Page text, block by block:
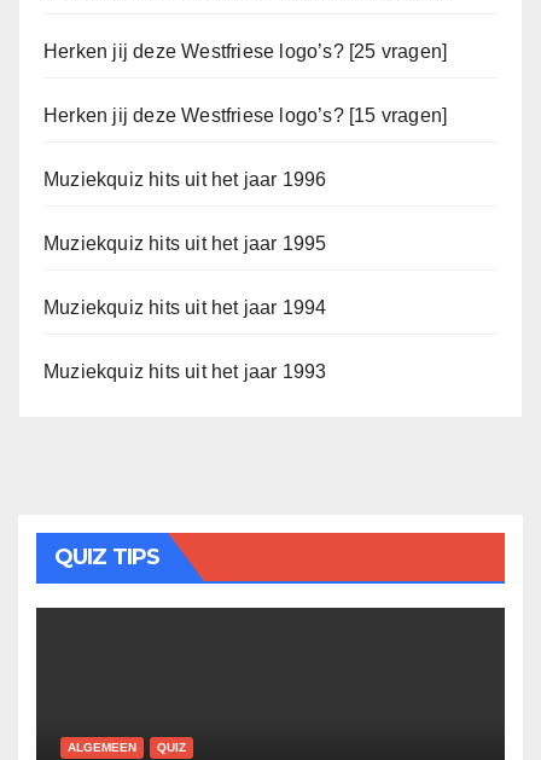
Herken jij deze Westfriese logo’s? [25 vragen]
Herken jij deze Westfriese logo’s? [15 vragen]
Muziekquiz hits uit het jaar 1996
Muziekquiz hits uit het jaar 1995
Muziekquiz hits uit het jaar 1994
Muziekquiz hits uit het jaar 1993
QUIZ TIPS
ALGEMEEN QUIZ